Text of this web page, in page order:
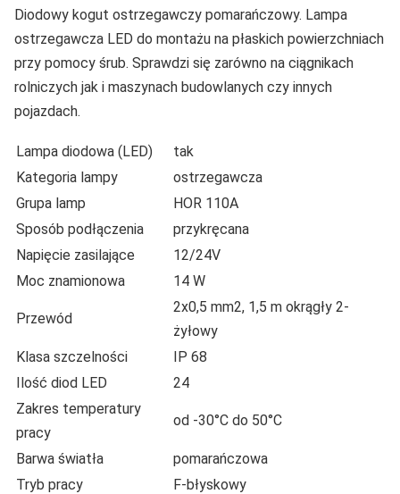
Diodowy kogut ostrzegawczy pomarańczowy. Lampa
ostrzegawcza LED do montażu na płaskich powierzchniach
przy pomocy śrub. Sprawdzi się zarówno na ciągnikach
rolniczych jak i maszynach budowlanych czy innych
pojazdach.
Lampa diodowa (LED)
tak
Kategoria lampy
ostrzegawcza
Grupa lamp
HOR 110A
Sposób podłączenia
przykręcana
Napięcie zasilające
12/24V
Moc znamionowa
14 W
Przewód
2x0,5 mm2, 1,5 m okrągły 2-
żyłowy
Klasa szczelności
IP 68
Ilość diod LED
24
Zakres temperatury
pracy
od -30°C do 50°C
Barwa światła
pomarańczowa
Tryb pracy
F-błyskowy